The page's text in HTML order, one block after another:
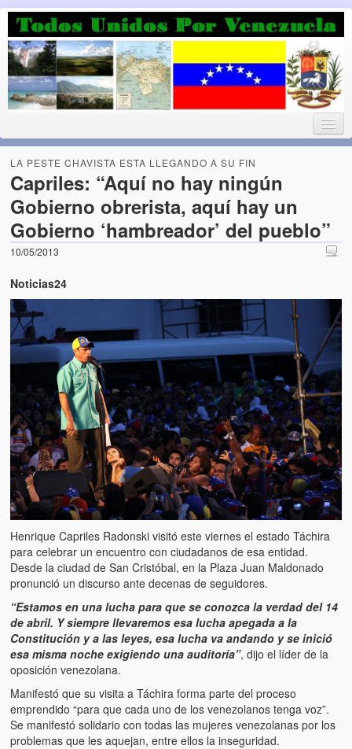
Luchando por la Democracia
Fuera el chavismo, la peor peste que le ha caido a esta tierra
Home
¡Bienvenido!
Blog. (Todos Unidos por Venezuela welcomes you to our Blog)
Acerca de este blog (About this Blog)
Artículos
El Tipo y los Rojos en Los Teques (The Jerk and the Reds in
Teques)
Hablé con Chavistas (I spoke with chavistas)
La burla del Chavez “tan amante de los niños” (The mockery of
Chavez “such a children lover”)
Los niños de las calles de Venezuela (Children of the streets of
Venezuela)
Luis y El Mono… en armas (Luis and El Mono… armed)
Radio Emisoras y canales de televisión clausurados por el
de Chávez hasta el 2009
Victimas del 11 de abril de 2002
Víctimas del régimen dictatorial de Chávez desde que tomó el
poder hasta el 31 de diciembre de 2009
LA PESTE CHAVISTA ESTA LLEGANDO A SU FIN
Capriles: “Aquí no hay ningún
Gobierno obrerista, aquí hay un
Gobierno ‘hambreador’ del pueblo”
10/05/2013
Noticias24
Henrique Capriles Radonski visitó este viernes el estado Táchira
para celebrar un encuentro con ciudadanos de esa entidad.
Desde la ciudad de San Cristóbal, en la Plaza Juan Maldonado
pronunció un discurso ante decenas de seguidores.
“Estamos en una lucha para que se conozca la verdad del 14
de abril. Y siempre llevaremos esa lucha apegada a la
Constitución y a las leyes, esa lucha va andando y se inició
esa misma noche exigiendo una auditoría”, dijo el líder de la
oposición venezolana.
Manifestó que su visita a Táchira forma parte del proceso
emprendido “para que cada uno de los venezolanos tenga voz”.
Se manifestó solidario con todas las mujeres venezolanas por los
problemas que les aquejan, entre ellos la inseguridad.